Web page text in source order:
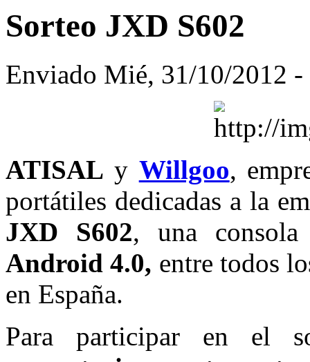
Sorteo JXD S602
Enviado Mié, 31/10/2012
ATISAL y Willgoo,
portátiles dedicadas a la
JXD S602, una
Android 4.0, entre todos
en España.
Para participar en el